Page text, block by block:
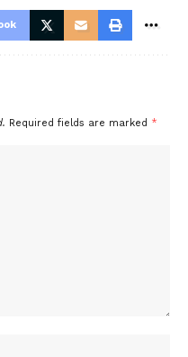
Required fields are marked *